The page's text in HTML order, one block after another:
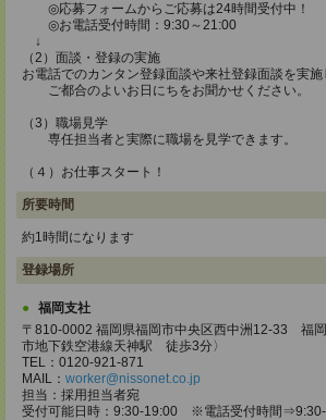
◎応募フォームからご応募は24時間受付中！
◎お電話受付時間：9:30～21:00
↓
（2）面談・登録の実施
お電話でのカンタン登録面談や来社登録面談を実施
ご都合のよいお日にちをお聞かせください。
（3）職場見学
専任担当者と実際に職場を見学できます。
（４）お仕事スタート！
所要時間
約1時間になります
登録場所
福岡支社
〒810-0002 福岡県福岡市中央区西中洲12-33 福
市地下鉄空港線天神駅 徒歩3分〉
TEL：0120-921-871
MAIL： worker@nissonet.co.jp
担当：採用担当者宛
受付可能日時：9:30-19:00 ※電話受付時間